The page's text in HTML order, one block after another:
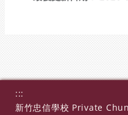
:::
新竹忠信學校 Private